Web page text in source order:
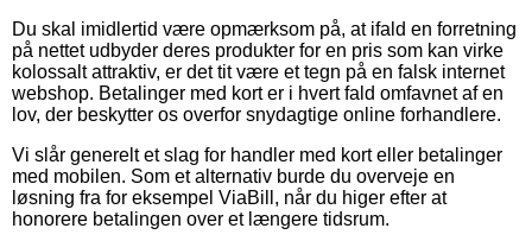
Du skal imidlertid være opmærksom på, at ifald en forretning
på nettet udbyder deres produkter for en pris som kan virke
kolossalt attraktiv, er det tit være et tegn på en falsk internet
webshop. Betalinger med kort er i hvert fald omfavnet af en
lov, der beskytter os overfor snydagtige online forhandlere.
Vi slår generelt et slag for handler med kort eller betalinger
med mobilen. Som et alternativ burde du overveje en
løsning fra for eksempel ViaBill, når du higer efter at
honorere betalingen over et længere tidsrum.